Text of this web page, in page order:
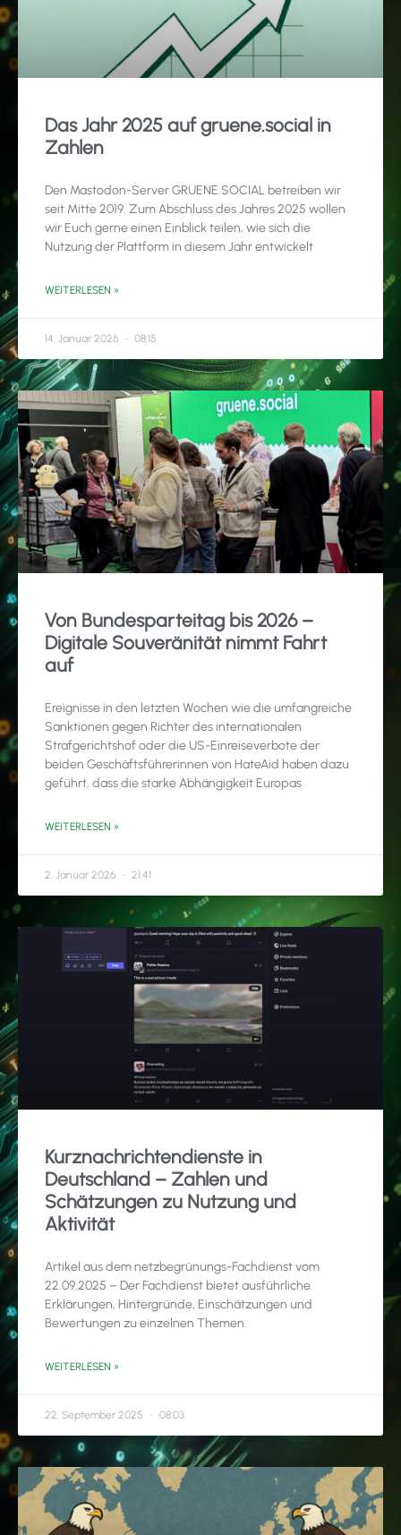
Das Jahr 2025 auf gruene.social in
Zahlen
Den Mastodon-Server GRUENE.SOCIAL betreiben wir
seit Mitte 2019. Zum Abschluss des Jahres 2025 wollen
wir Euch gerne einen Einblick teilen, wie sich die
Nutzung der Plattform in diesem Jahr entwickelt
WEITERLESEN »
14. Januar 2026 08:15
Von Bundesparteitag bis 2026 –
Digitale Souveränität nimmt Fahrt
auf
Ereignisse in den letzten Wochen wie die umfangreiche
Sanktionen gegen Richter des internationalen
Strafgerichtshof oder die US-Einreiseverbote der
beiden Geschäftsführerinnen von HateAid haben dazu
geführt, dass die starke Abhängigkeit Europas
WEITERLESEN »
2. Januar 2026 21:41
Kurznachrichtendienste in
Deutschland – Zahlen und
Schätzungen zu Nutzung und
Aktivität
Artikel aus dem netzbegrünungs-Fachdienst vom
22.09.2025 – Der Fachdienst bietet ausführliche
Erklärungen, Hintergründe, Einschätzungen und
Bewertungen zu einzelnen Themen.
WEITERLESEN »
22. September 2025 08:03